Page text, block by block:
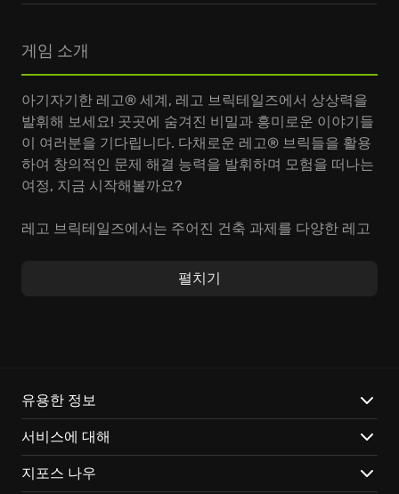
게임 소개
아기자기한 레고® 세계, 레고 브릭테일즈에서 상상력을
발휘해 보세요! 곳곳에 숨겨진 비밀과 흥미로운 이야기들
이 여러분을 기다립니다. 다채로운 레고® 브릭들을 활용
하여 창의적인 문제 해결 능력을 발휘하며 모험을 떠나는
여정, 지금 시작해볼까요?
레고 브릭테일즈에서는 주어진 건축 과제를 다양한 레고
터 미지의 구조물 완성까지, 물리 법칙을 고려한 섬세한
상상력 자극: 창의적인 레고® 모델 제작을 통해 숨겨진
건축 실력을 뽐내보세요!
최적화된 게임
김 없이 즐길 수 있습니다!
펼치기
유용한 정보
서비스에 대해
지포스 나우